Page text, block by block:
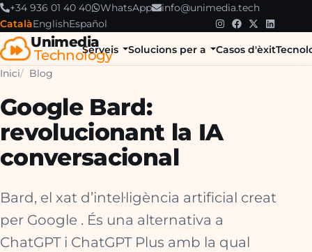
+34 936 01 40 40 WhatsApp
info@unimedia.tech
CatalàEnglishEspañol
Unimedia
Technology
Serveis Solucions per a Casos d'èxit
Inici Blog
Google Bard:
revolucionant la IA
conversacional
Bard, el xat d’intel·ligència artificial creat
per Google . És una alternativa a
ChatGPT i ChatGPT Plus amb la qual